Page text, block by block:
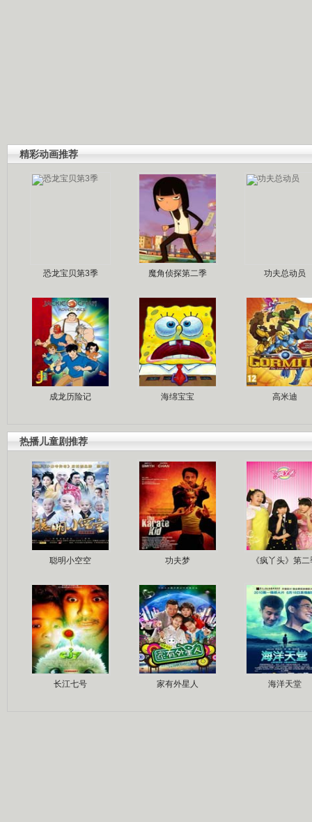
精彩动画推荐
恐龙宝贝第3季 魔角侦探第二季 功夫总动员
成龙历险记 海绵宝宝 高米迪
热播儿童剧推荐
聪明小空空 功夫梦 《疯丫头》第二
长江七号 家有外星人 海洋天堂